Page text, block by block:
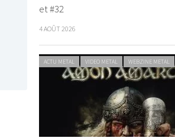
et #32
4 AOÛT 2026
ACTU METAL VIDEO METAL WEBZINE METAL